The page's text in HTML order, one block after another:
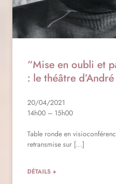
“Mise en oubli et
: le théâtre
20/04/2021
14h00 – 15h00
Table ronde en
retransmise sur […]
DÉTAILS +